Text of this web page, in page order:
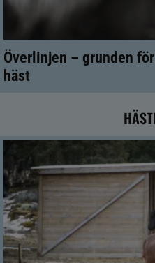
Överlinjen – grunden
häst